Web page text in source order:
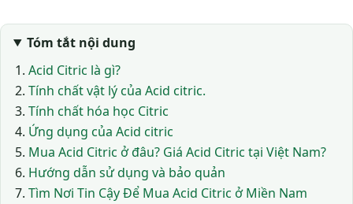
Tóm tắt nội dung
Acid Citric là gì?
Tính chất vật lý của Acid citric.
Tính chất hóa học Citric
Ứng dụng của Acid citric
Mua Acid Citric ở đâu? Giá Acid Citric tại Việt Nam?
Hướng dẫn sử dụng và bảo quản
Tìm Nơi Tin Cậy Để Mua Acid Citric ở Miền Nam